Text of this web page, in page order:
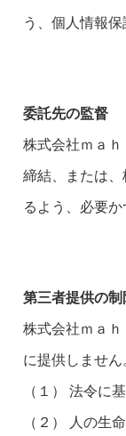
う、個人情報
委託先の監督
株式会社ｍａ
締結、または
るよう、必要か
第三者提供の制
株式会社ｍａ
に提供しません
（１） 法令に
（２） 人の生